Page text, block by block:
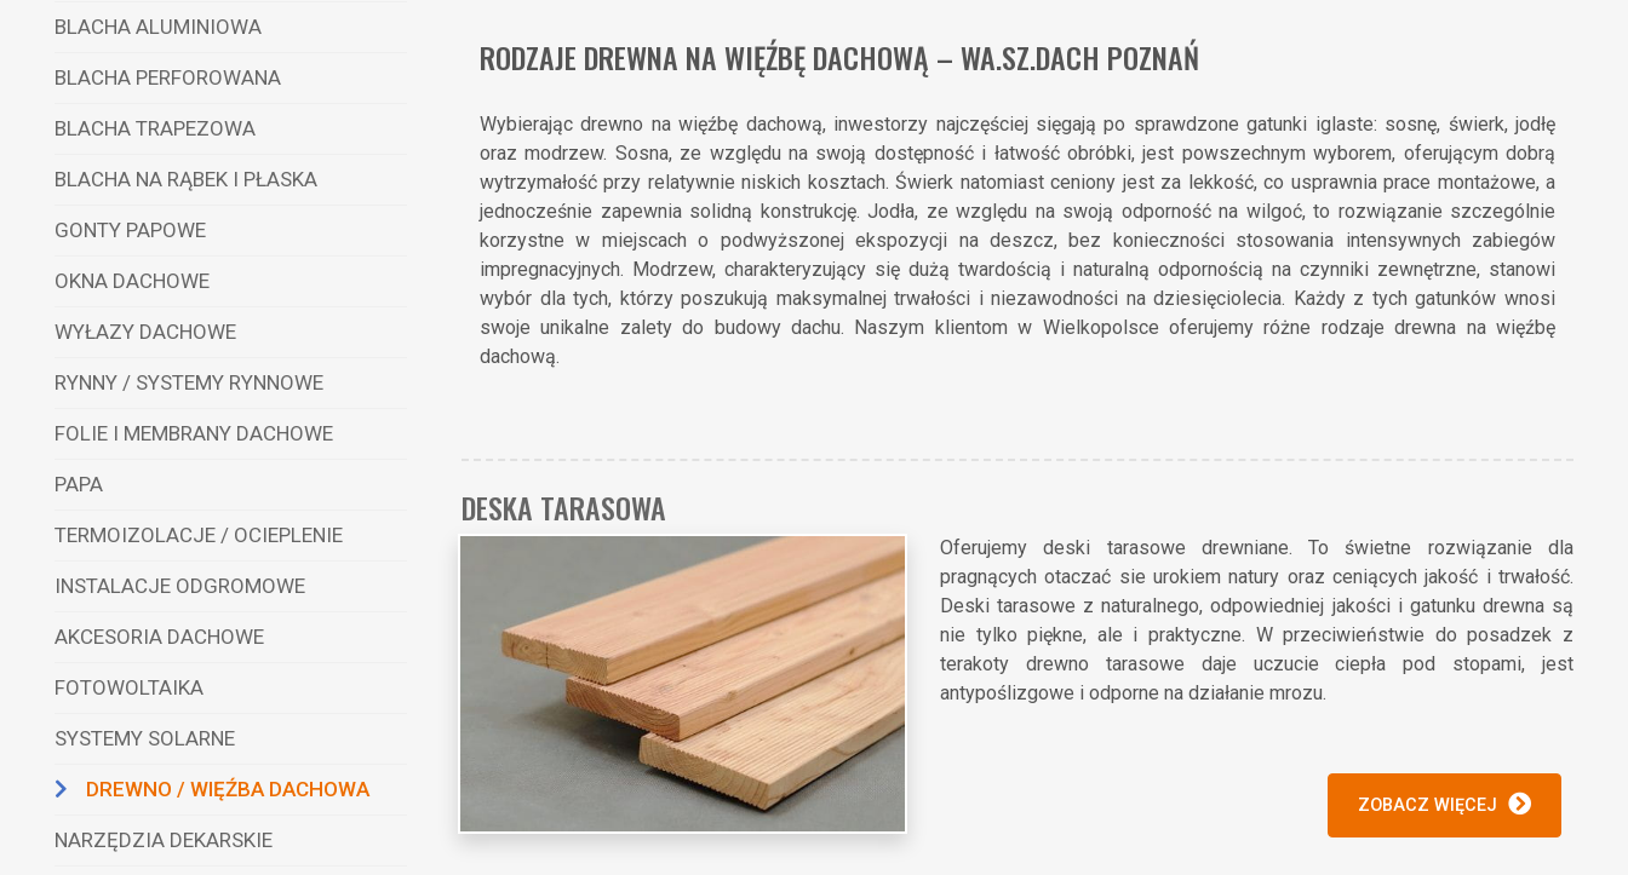
RODZAJE DREWNA NA WIĘŹBĘ DACHOWĄ – WA.SZ.DACH POZNAŃ
Wybierając drewno na więźbę dachową, inwestorzy najczęściej sięgają po sprawdzone gatunki iglaste: sosnę, świerk, jodłę
oraz modrzew. Sosna, ze względu na swoją dostępność i łatwość obróbki, jest powszechnym wyborem, oferującym dobrą
wytrzymałość przy relatywnie niskich kosztach. Świerk natomiast ceniony jest za lekkość, co usprawnia prace montażowe, a
jednocześnie zapewnia solidną konstrukcję. Jodła, ze względu na swoją odporność na wilgoć, to rozwiązanie szczególnie
korzystne w miejscach o podwyższonej ekspozycji na deszcz, bez konieczności stosowania intensywnych zabiegów
impregnacyjnych. Modrzew, charakteryzujący się dużą twardością i naturalną odpornością na czynniki zewnętrzne, stanowi
wybór dla tych, którzy poszukują maksymalnej trwałości i niezawodności na dziesięciolecia. Każdy z tych gatunków wnosi
swoje unikalne zalety do budowy dachu. Naszym klientom w Wielkopolsce oferujemy różne rodzaje drewna na więźbę
dachową.
DESKA TARASOWA
Oferujemy deski tarasowe drewniane. To świetne rozwiązanie dla
pragnących otaczać sie urokiem natury oraz ceniących jakość i trwałość.
Deski tarasowe z naturalnego, odpowiedniej jakości i gatunku drewna są
nie tylko piękne, ale i praktyczne. W przeciwieństwie do posadzek z
terakoty drewno tarasowe daje uczucie ciepła pod stopami, jest
antypoślizgowe i odporne na działanie mrozu.
ZOBACZ WIĘCEJ
BLACHA ALUMINIOWA
BLACHA PERFOROWANA
BLACHA TRAPEZOWA
BLACHA NA RĄBEK I PŁASKA
GONTY PAPOWE
OKNA DACHOWE
WYŁAZY DACHOWE
RYNNY / SYSTEMY RYNNOWE
FOLIE I MEMBRANY DACHOWE
PAPA
TERMOIZOLACJE / OCIEPLENIE
INSTALACJE ODGROMOWE
AKCESORIA DACHOWE
FOTOWOLTAIKA
SYSTEMY SOLARNE
DREWNO / WIĘŹBA DACHOWA
NARZĘDZIA DEKARSKIE